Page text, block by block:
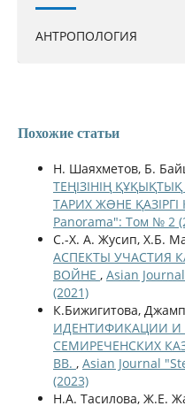
АНТРОПОЛОГИЯ
Похожие статьи
Н. Шаяхметов, Б.
ТЕҢІЗІНІҢ
ТАРИХ ЖƏНЕ ҚАЗІРГІ
Panorama": Том № 2
С.-Х. А. Жусип, Х.Б.
АСПЕКТЫ УЧАСТИЯ
ВОЙНЕ , Asian
(2021)
К.Бижигитова,
ИДЕНТИФИКАЦИИ
СЕМИРЕЧЕНСКИХ
ВВ. , Asian Journal
(2023)
Н.А. Тасилова, Ж.Е.